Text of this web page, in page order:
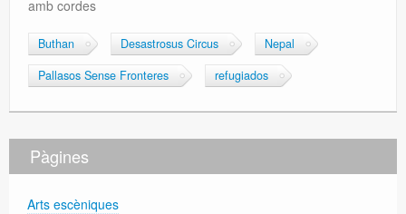
amb cordes
Buthan Desastrosus Circus
Nepal
Pallasos Sense Fronteres
refugiados
Pàgines
Arts escèniques